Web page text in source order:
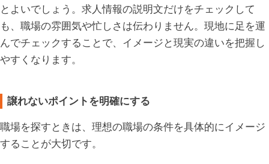
とよいでしょう。求人情報の説明文だけをチェックして
も、職場の雰囲気や忙しさは伝わりません。現地に足を運
んでチェックすることで、イメージと現実の違いを把握し
やすくなります。
譲れないポイントを明確にする
職場を探すときは、理想の職場の条件を具体的にイメージ
することが大切です。